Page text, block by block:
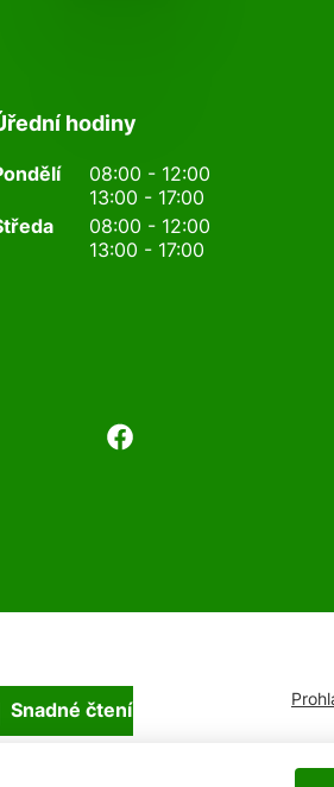
hodiny
08:00 - 12:00
13:00 - 17:00
08:00 - 12:00
13:00 - 17:00
Snadné čtení